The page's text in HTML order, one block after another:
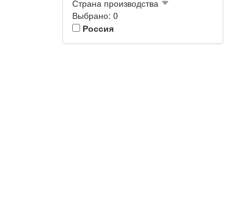
Страна производства
Выбрано: 0
Россия